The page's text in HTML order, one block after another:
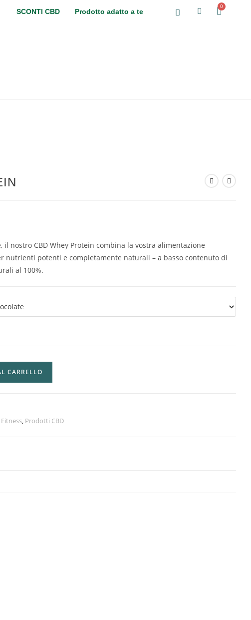
SCONTI CBD Prodotto adatto a te
il nostro CBD Whey Protein combina la vostra alimentazione
nutrienti potenti e completamente naturali – a basso contenuto di
al 100%.
CARRELLO
, Prodotti CBD